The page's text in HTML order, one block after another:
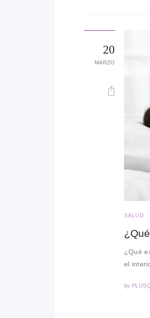
20
MARZO
SALUD
¿Qué
el
by